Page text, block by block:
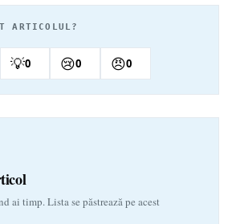
ARTICOLUL?
💡0 😢0 😠0
ai timp. Lista se păstrează pe acest